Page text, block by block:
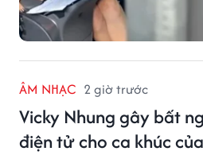
ÂM NHẠC 2 giờ trước
Vicky Nhung gây bất
điện tử cho ca khúc